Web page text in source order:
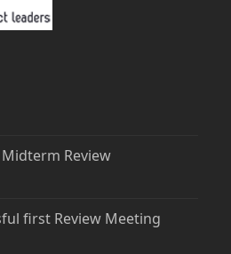
Review
first Review Meeting